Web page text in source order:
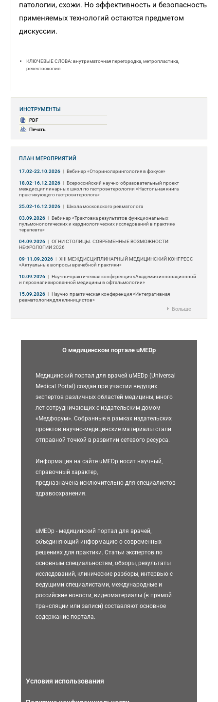
патологии, схожи. Но эффективность и безопасность
применяемых технологий остаются предметом
дискуссии.
КЛЮЧЕВЫЕ СЛОВА: внутриматочная перегородка, метропластика,
резектоскопия
ИНСТРУМЕНТЫ
PDF
Печать
ПЛАН МЕРОПРИЯТИЙ
17.02-22.10.2026 | Вебинар «Оториноларингология в фокусе»
18.02-16.12.2026 | Всероссийский научно-образовательный проект
междисциплинарных школ по гастроэнтерологии «Настольная книга
практикующего гастроэнтеролога»
25.02-16.12.2026 | Школа московского ревматолога
03.09.2026 | Вебинар «Трактовка результатов функциональных
пульмонологических и кардиологических исследований в практике
терапевта»
04.09.2026 | ОГНИ СТОЛИЦЫ. СОВРЕМЕННЫЕ ВОЗМОЖНОСТИ
НЕФРОЛОГИИ 2026
09-11.09.2026 | ХIII МЕЖДИСЦИПЛИНАРНЫЙ МЕДИЦИНСКИЙ КОНГРЕСС
«Актуальные вопросы врачебной практики»
10.09.2026 | Научно-практическая конференция «Академия инновационной
и персонализированной медицины в офтальмологии»
15.09.2026 | Научно-практическая конференция «Интегративная
ревматология для клиницистов»
Больше
О медицинском портале uMEDp
Медицинский портал для врачей uMEDp (Universal
Medical Portal) создан при участии ведущих
экспертов различных областей медицины, много
лет сотрудничающих с издательским домом
«Медфорум». Собранные в рамках издательских
проектов научно-медицинские материалы стали
отправной точкой в развитии сетевого ресурса.
Информация на сайте uMEDp носит научный,
справочный характер,
предназначена исключительно для специалистов
здравоохранения.
uMEDp - медицинский портал для врачей,
объединяющий информацию о современных
решениях для практики. Статьи экспертов по
основным специальностям, обзоры, результаты
исследований, клинические разборы, интервью с
ведущими специалистами, международные и
российские новости, видеоматериалы (в прямой
трансляции или записи) составляют основное
содержание портала.
Условия использования